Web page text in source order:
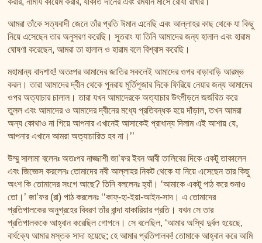
আমরা তাঁকে সত্যবাদী জেনে তাঁর প্রতি ঈমান এনেছি এবং আল্লাহর কাছ থেকে যা কিছু
নিয়ে এসেছেন তার অনুসরণ করেছি। সুতরাং যা তিনি আমাদের জন্য হালাল এবং হারাম
ঘোষণা করেছেন, আমরা তা হালাল ও হারাম বলে বিশ্বাস করেছি।
মহামান্য বাদশাহ! অতঃপর আমাদের জাতির সকলেই আমাদের ওপর বাড়াবাড়ি আরম্ভ
করল। তারা আমাদের দ্বীন থেকে পুনরায় মূর্তিপূজার দিকে ফিরিয়ে নেয়ার জন্য আমাদের
ওপর অত্যাচার চালাল। তারা যখন আমাদেরকে অত্যাচার উৎপীড়নে জর্জরিত করে
তুলল এবং আমাদের ও আমাদের দ্বীনের মধ্যে প্রতিবন্ধক হয়ে দাঁড়াল, তখন আমরা
অন্য কোথাও না গিয়ে আপনার এখানেই আসাকেই প্রাধান্য দিলাম এই আশায় যে,
আপনার এখানে আমরা অত্যাচারিত হব না।’’
উম্মু সালামা বলেনঃ অতঃপর নাজ্জাশী জা’ফর ইবন আবী তালিবের দিকে একটু তাকালেন
এবং জিজ্ঞেস করলেনঃ তোমাদের নবী আল্লাহর নিকট থেকে যা নিয়ে এসেছেন তার কিছু
অংশ কি তোমাদের সংগে আছে? তিনি বললেনঃ হ্যাঁ। ‘আমাকে একটু পাঠ করে শুনাও
তো।’ জা’ফর (রা) পাঠ করলেনঃ ‘‘কাফ্-হা-ইয়া-আইন-সাদ। এ তোমাদের
প্রতিপালকের অনুগ্রহের বিবরণ তাঁর বান্দা যাকারিয়ার প্রতি। যখন সে তার
প্রতিপালককে আহ্বান করেছিল গোপনে। সে বলেছিল, ‘আমার অস্থি দুর্বল হয়েছে,
বার্ধক্যে আমার মস্তক সাদা হয়েছে; হে আমার প্রতিপালক! তোমাকে আহ্বান করে আমি